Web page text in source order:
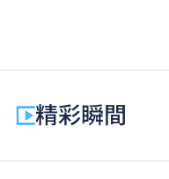
除學費外，學生須
為增強對學生的學
精彩瞬間